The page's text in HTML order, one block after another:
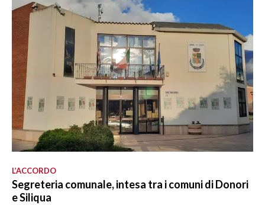
L’ACCORDO
Segreteria comunale, intesa tra i comuni di Donori
e Siliqua